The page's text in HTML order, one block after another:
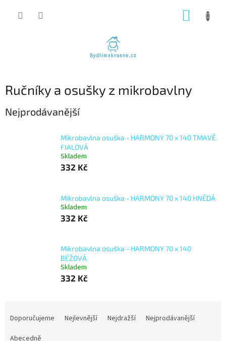
Ručníky a osušky z mikrobavlny
Nejprodávanější
Mikrobavlna osuška - HARMONY 70 x 140 TMAVĚ
FIALOVÁ
Skladem
332 Kč
Mikrobavlna osuška - HARMONY 70 x 140 HNĚDÁ
Skladem
332 Kč
Mikrobavlna osuška - HARMONY 70 x 140
BÉŽOVÁ
Skladem
332 Kč
Doporučujeme Nejlevnější Nejdražší
Nejprodávanější
Abecedně